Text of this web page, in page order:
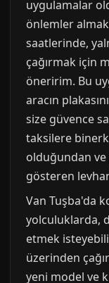
uygulamalar
önlemler
saatlerinde,
çağırmak için
öneririm. Bu
aracın
size güvence
taksilere
olduğundan ve
gösteren
Van Tuşba'da
yolculuklarda,
etmek
üzerinden
yeni model ve